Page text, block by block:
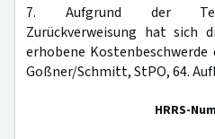
7. Aufgrund der
Zurückverweisung hat sich
erhobene
Goßner/Schmitt, StPO, 64.
HRRS-